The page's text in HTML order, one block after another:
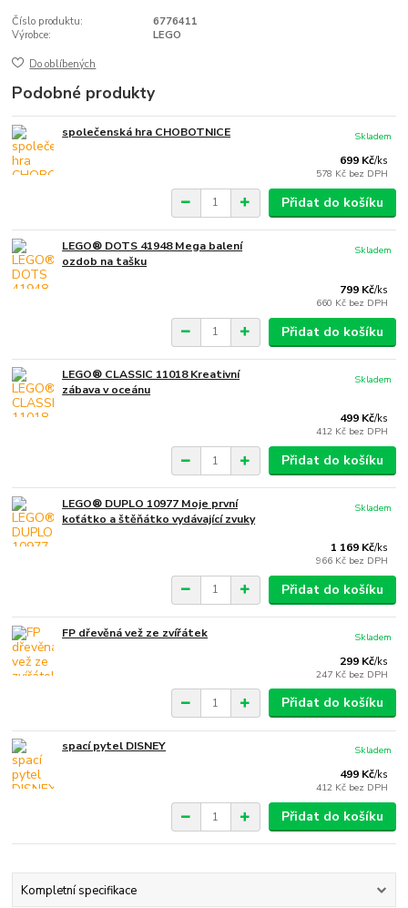
Číslo produktu:
6776411
Výrobce:
LEGO
Do oblíbených
Podobné produkty
společenská hra CHOBOTNICE
699 Kč/ks
578 Kč bez DPH
Skladem
Přidat do košíku
LEGO® DOTS 41948 Mega balení
ozdob na tašku
799 Kč/ks
660 Kč bez DPH
Skladem
Přidat do košíku
LEGO® CLASSIC 11018 Kreativní
zábava v oceánu
499 Kč/ks
412 Kč bez DPH
Skladem
Přidat do košíku
LEGO® DUPLO 10977 Moje první
koťátko a štěňátko vydávající zvuky
1 169 Kč/ks
966 Kč bez DPH
Skladem
Přidat do košíku
FP dřevěná vež ze zvířátek
299 Kč/ks
247 Kč bez DPH
Skladem
Přidat do košíku
spací pytel DISNEY
499 Kč/ks
412 Kč bez DPH
Skladem
Přidat do košíku
Kompletní specifikace